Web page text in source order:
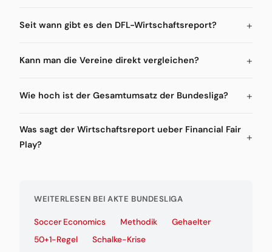
Seit wann gibt es den DFL-Wirtschaftsreport?
Kann man die Vereine direkt vergleichen?
Wie hoch ist der Gesamtumsatz der Bundesliga?
Was sagt der Wirtschaftsreport ueber Financial Fair
Play?
WEITERLESEN BEI AKTE BUNDESLIGA
Soccer Economics Methodik
Gehaelter
50+1-Regel
Schalke-Krise